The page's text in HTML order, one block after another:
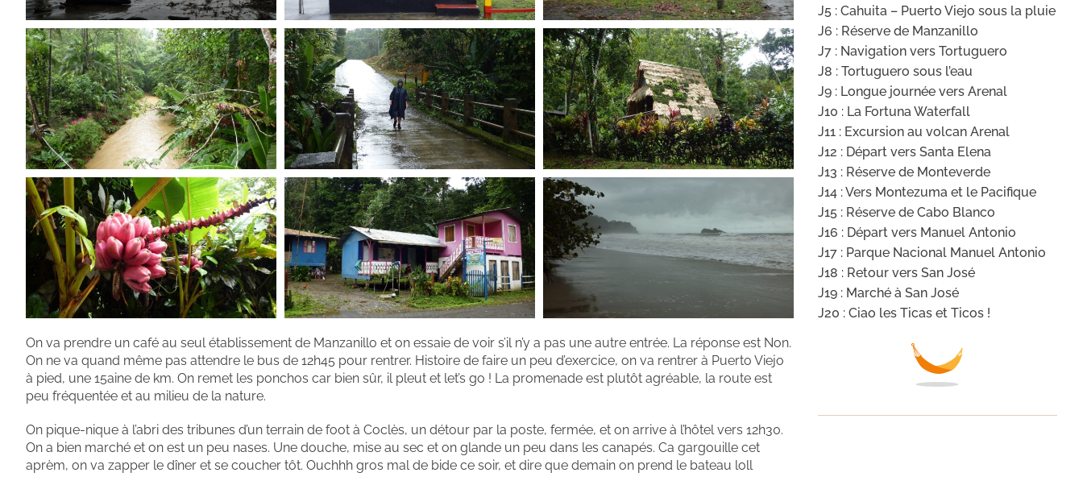
On va prendre un café au seul établissement de Manzanillo et on essaie de voir s’il n’y a pas une autre entrée. La réponse est Non.
On ne va quand même pas attendre le bus de 12h45 pour rentrer. Histoire de faire un peu d’exercice, on va rentrer à Puerto Viejo
à pied, une 15aine de km. On remet les ponchos car bien sûr, il pleut et let’s go ! La promenade est plutôt agréable, la route est
peu fréquentée et au milieu de la nature.
On pique-nique à l’abri des tribunes d’un terrain de foot à Coclès, un détour par la poste, fermée, et on arrive à l’hôtel vers 12h30.
On a bien marché et on est un peu nases. Une douche, mise au sec et on glande un peu dans les canapés. Ca gargouille cet
aprèm, on va zapper le dîner et se coucher tôt. Ouchhh gros mal de bide ce soir, et dire que demain on prend le bateau loll
J5 : Cahuita – Puerto Viejo sous la pluie
J6 : Réserve de Manzanillo
J7 : Navigation vers Tortuguero
J8 : Tortuguero sous l’eau
J9 : Longue journée vers Arenal
J10 : La Fortuna Waterfall
J11 : Excursion au volcan Arenal
J12 : Départ vers Santa Elena
J13 : Réserve de Monteverde
J14 : Vers Montezuma et le Pacifique
J15 : Réserve de Cabo Blanco
J16 : Départ vers Manuel Antonio
J17 : Parque Nacional Manuel Antonio
J18 : Retour vers San José
J19 : Marché à San José
J20 : Ciao les Ticas et Ticos !